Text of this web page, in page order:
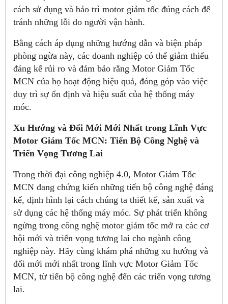
cách sử dụng và bảo trì motor giảm tốc đúng cách để
tránh những lỗi do người vận hành.
Bằng cách áp dụng những hướng dẫn và biện pháp
phòng ngừa này, các doanh nghiệp có thể giảm thiểu
đáng kể rủi ro và đảm bảo rằng Motor Giảm Tốc
MCN của họ hoạt động hiệu quả, đóng góp vào việc
duy trì sự ổn định và hiệu suất của hệ thống máy
móc.
Xu Hướng và Đổi Mới Mới Nhất trong Lĩnh Vực
Motor Giảm Tốc MCN: Tiến Bộ Công Nghệ và
Triển Vọng Tương Lai
Trong thời đại công nghiệp 4.0, Motor Giảm Tốc
MCN đang chứng kiến những tiến bộ công nghệ đáng
kể, định hình lại cách chúng ta thiết kế, sản xuất và
sử dụng các hệ thống máy móc. Sự phát triển không
ngừng trong công nghệ motor giảm tốc mở ra các cơ
hội mới và triển vọng tương lai cho ngành công
nghiệp này. Hãy cùng khám phá những xu hướng và
đổi mới mới nhất trong lĩnh vực Motor Giảm Tốc
MCN, từ tiến bộ công nghệ đến các triển vọng tương
lai.